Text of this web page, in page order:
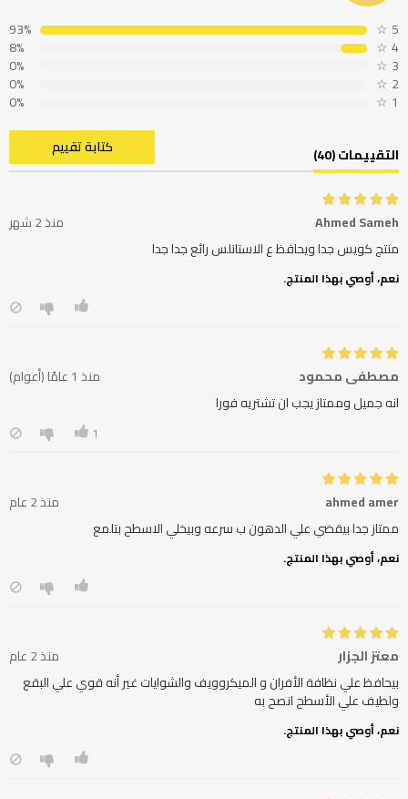
5
☆
93%
4
☆
8%
3
☆
0%
2
☆
0%
1
☆
0%
التقييمات (40) كتابة تقييم
Ahmed Sameh
منذ 2 شهر
منتج كويس جدا ويحافظ ع الاستانلس رائع جدا جدا
نعم، أوصي بهذا المنتج.
مصطفى محمود
منذ 1 عامًا (أعوام)
انه جميل وممتاز يجب ان تشتريه فورا
1
ahmed amer
منذ 2 عام
ممتاز جدا بيقضي علي الدهون ب سرعه وبيخلي الاسطح بتلمع
نعم، أوصي بهذا المنتج.
معتز الجزار
منذ 2 عام
بيحافظ علي نظافة الأفران و الميكروويف والشوايات غير أنه قوي علي البقع
ولطيف علي الأسطح انصح به
نعم، أوصي بهذا المنتج.